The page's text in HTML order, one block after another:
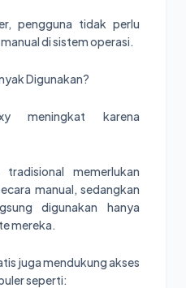
pengguna tidak perlu
di sistem operasi.
Digunakan?
meningkat karena
memerlukan
manual, sedangkan
digunakan hanya
mereka.
juga mendukung akses
seperti: